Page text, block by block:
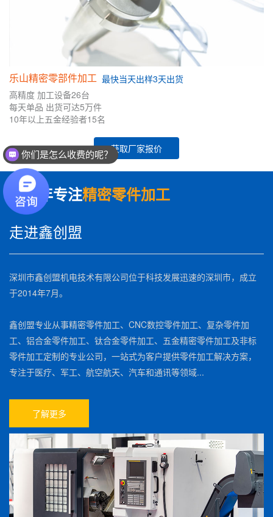
乐山精密零部件加工 最快当天出样3天出货
高精度 加工设备26台
每天单品 出货可达5万件
10年以上五金经验者15名
获取厂家报价
数十年专注精密零件加工
走进鑫创盟
深圳市鑫创盟机电技术有限公司位于科技发展迅速的深圳市，成立
于2014年7月。
鑫创盟专业从事精密零件加工、CNC数控零件加工、复杂零件加
工、铝合金零件加工、钛合金零件加工、五金精密零件加工及非标
零件加工定制的专业公司，一站式为客户提供零件加工解决方案，
专注于医疗、军工、航空航天、汽车和通讯等领域...
了解更多
你们是怎么收费的呢？